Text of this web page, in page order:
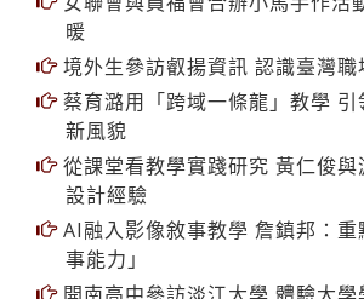
境外生參訪叡揚資訊 認識臺灣職
蔡育潞用「跨域一條龍」教學 引
新風貌
從課堂看教學實踐研究 黃仁俊與
設計經驗
AI融入影像敘事教學 詹鎮邦：重
事能力」
開南高中參訪淡江大學 體驗大學
淡江大學「產業新尖兵」課程 助